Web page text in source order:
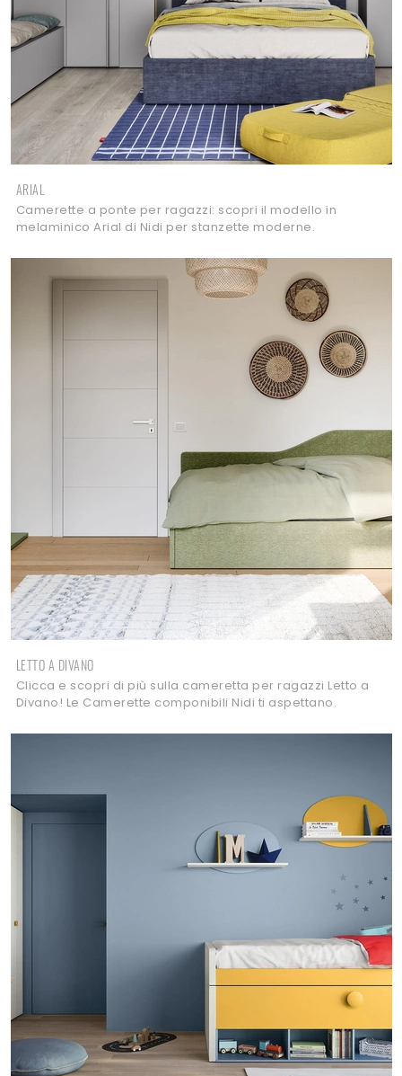
ARIAL
Camerette a ponte per ragazzi: scopri il modello in
melaminico Arial di Nidi per stanzette moderne.
LETTO A DIVANO
Clicca e scopri di più sulla cameretta per ragazzi Letto a
Divano! Le Camerette componibili Nidi ti aspettano.